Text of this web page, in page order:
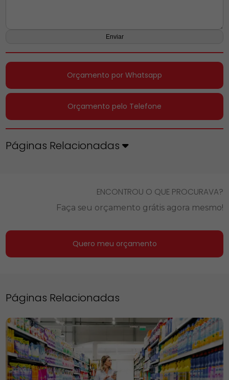
Orçamento por Whatsapp
Orçamento pelo Telefone
Páginas Relacionadas
ENCONTROU O QUE PROCURAVA?
Faça seu orçamento grátis agora mesmo!
Quero meu orçamento
Páginas Relacionadas